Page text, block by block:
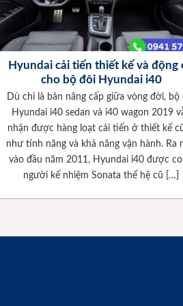
Hyundai cải tiến thiết kế và động
cho bộ đôi Hyundai i40
Dù chỉ là bản nâng cấp giữa vòng đời, bộ
Hyundai i40 sedan và i40 wagon 2019
nhận được hàng loạt cải tiến ở thiết kế
như tính năng và khả năng vận hành. Ra
vào đầu năm 2011, Hyundai i40 được
người kế nhiệm Sonata thế hệ cũ […]